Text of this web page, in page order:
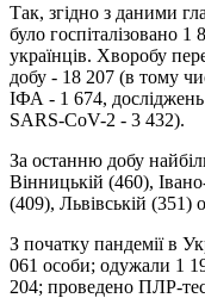
Так, згідно з даними
було госпіталізовано
українців. Хворобу
добу - 18 207 (в тому
ІФА - 1 674,
SARS-CoV-2 - 3 432).
За останню добу
Вінницькій (460),
(409), Львівській (351)
З початку пандемії в
061 особи; одужали 1
204; проведено ПЛР-